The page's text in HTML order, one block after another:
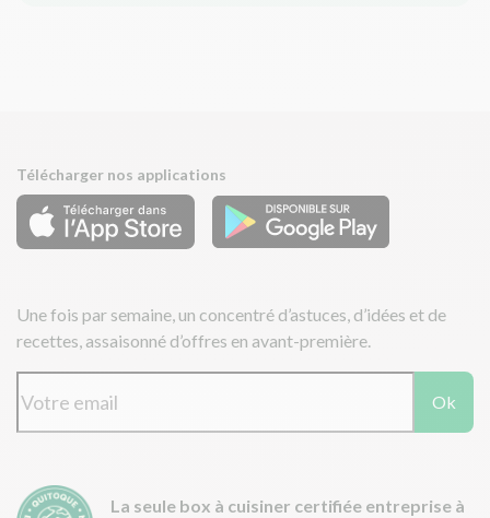
Télécharger nos applications
Une fois par semaine, un concentré d’astuces, d’idées et de
recettes, assaisonné d’offres en avant-première.
Ok
La seule box à cuisiner certifiée entreprise à